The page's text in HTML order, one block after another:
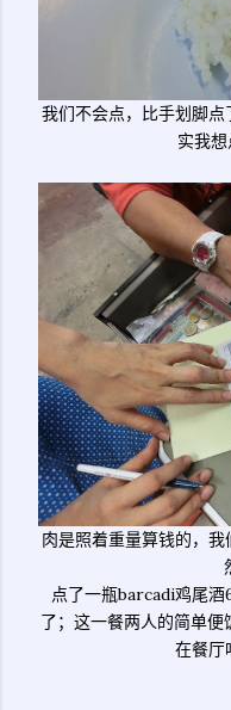
我们不会点，比手划脚
实我想
肉是照着重量算钱的，
点了一瓶barcadi鸡尾
了；这一餐两人的简单
在餐厅